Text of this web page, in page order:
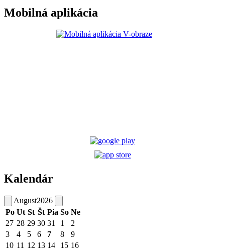
Mobilná aplikácia
Kalendár
August2026
Po Ut St Št Pia So Ne
27 28 29 30 31 1
2
3
4 5 6 7 8
9
10 11 12 13 14 15 16